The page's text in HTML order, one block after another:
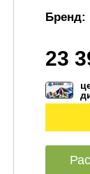
Бренд:
23